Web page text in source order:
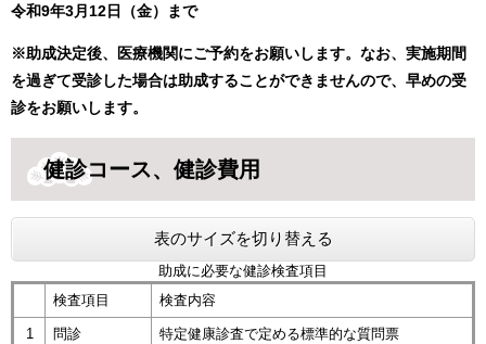
令和9年3月12日（金）まで
※助成決定後、医療機関にご予約をお願いします。なお、実施期間
を過ぎて受診した場合は助成することができませんので、早めの受
診をお願いします。
健診コース、健診費用
表のサイズを切り替える
助成に必要な健診検査項目
検査項目
検査内容
1 問診 特定健康診査で定める標準的な質問票